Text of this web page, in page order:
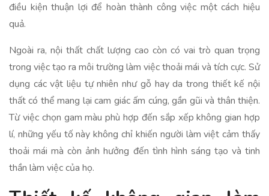
điều kiện thuận lợi để hoàn thành công việc một cách hiệu
quả.
Ngoài ra, nội thất chất lượng cao còn có vai trò quan trọng
trong việc tạo ra môi trường làm việc thoải mái và tích cực. Sử
dụng các vật liệu tự nhiên như gỗ hay da trong thiết kế nội
thất có thể mang lại cam giác ấm cúng, gần gũi và thân thiện.
Từ việc chọn gam màu phù hợp đến sắp xếp không gian hợp
lí, những yếu tố này không chỉ khiến người làm việt cảm thấy
thoải mái mà còn ảnh hưởng đến tình hình sáng tạo và tinh
thần làm việc của họ.